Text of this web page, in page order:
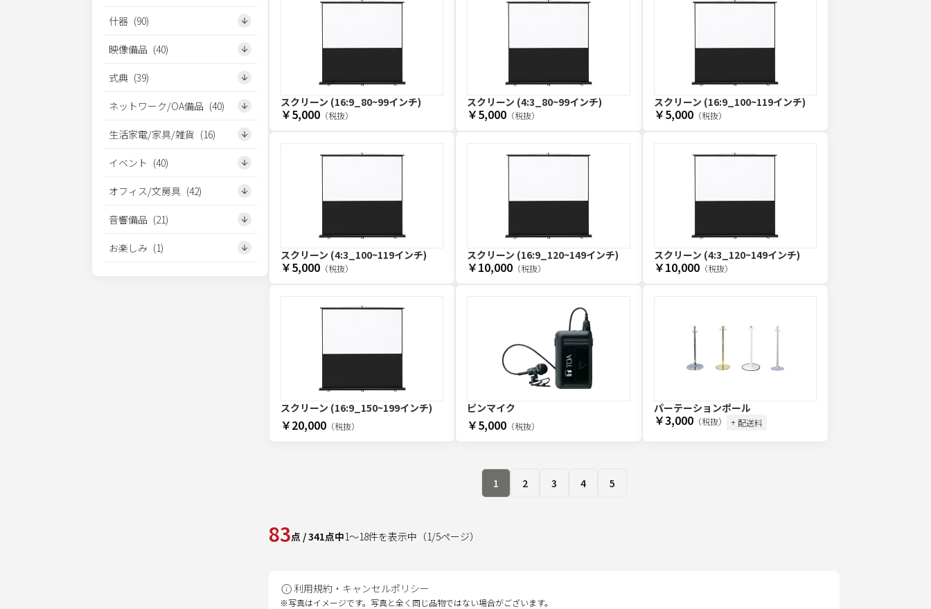
什器 (90)
映像備品 (40)
式典 (39)
ネットワーク/OA備品 (40)
生活家電/家具/雑貨 (16)
イベント (40)
オフィス/文房具 (42)
音響備品 (21)
お楽しみ (1)
スクリーン (16:9_80~99インチ)
￥5,000 （税抜）
スクリーン (4:3_80~99インチ)
￥5,000 （税抜）
スクリーン (16:9_100~119インチ)
￥5,000（税抜）
スクリーン (4:3_100~119インチ)
￥5,000 （税抜）
スクリーン (16:9_120~149インチ)
￥10,000 （税抜）
スクリーン (4:3_120~149インチ)
￥10,000（税抜）
スクリーン (16:9_150~199インチ)
￥20,000 （税抜）
ピンマイク
￥5,000 （税抜）
パーテーションポール
￥3,000（税抜） + 配送料
1 2 3 4 5
83点 /341点中1～18件を表示中 （1/5ページ）
利用規約・キャンセルポリシー
※写真はイメージです。写真と全く同じ品物ではない場合がございます。